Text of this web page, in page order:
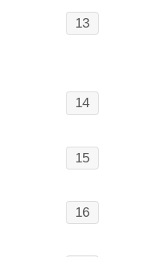
13
14
15
16